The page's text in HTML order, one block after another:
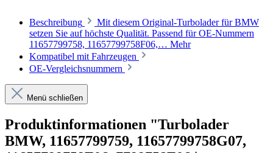
Beschreibung
Mit diesem Original-Turbolader für BMW
setzen Sie auf höchste Qualität. Passend für OE-Nummern
11657799758, 11657799758F06,… Mehr
Kompatibel mit Fahrzeugen
OE-Vergleichsnummern
Menü schließen
Produktinformationen "Turbolader
BMW, 11657799759, 11657799758G07,